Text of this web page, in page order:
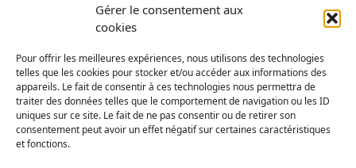
Gérer le consentement aux
cookies
Pour offrir les meilleures expériences, nous utilisons des technologies
telles que les cookies pour stocker et/ou accéder aux informations des
appareils. Le fait de consentir à ces technologies nous permettra de
traiter des données telles que le comportement de navigation ou les ID
uniques sur ce site. Le fait de ne pas consentir ou de retirer son
consentement peut avoir un effet négatif sur certaines caractéristiques
et fonctions.Découvrir la FMF